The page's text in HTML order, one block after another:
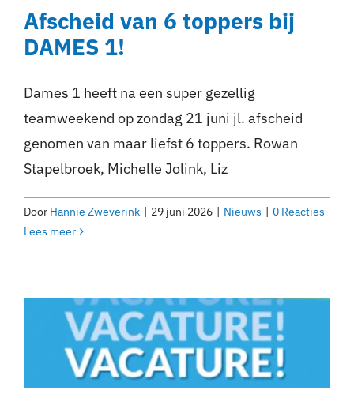
Afscheid van 6 toppers bij
DAMES 1!
Dames 1 heeft na een super gezellig
teamweekend op zondag 21 juni jl. afscheid
genomen van maar liefst 6 toppers. Rowan
Stapelbroek, Michelle Jolink, Liz
Door Hannie Zweverink | 29 juni 2026 | Nieuws | 0 Reacties
Lees meer